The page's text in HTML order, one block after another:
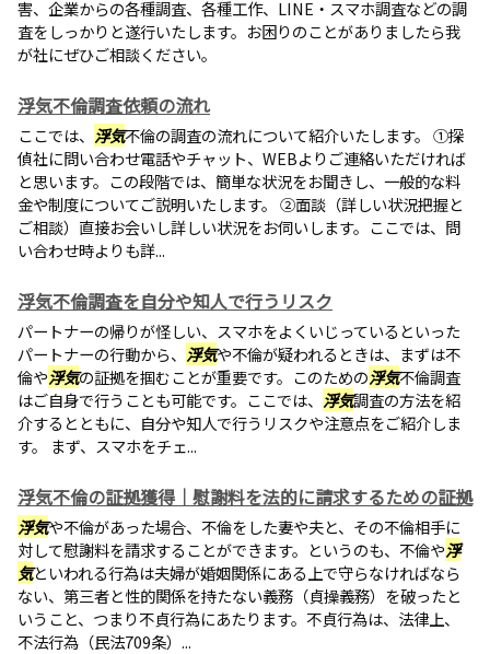
害、企業からの各種調査、各種工作、LINE・スマホ調査などの調
査をしっかりと遂行いたします。お困りのことがありましたら我
が社にぜひご相談ください。
浮気不倫調査依頼の流れ
ここでは、 浮気不倫の調査の流れについて紹介いたします。 ①探
偵社に問い合わせ電話やチャット、WEBよりご連絡いただければ
と思います。この段階では、簡単な状況をお聞きし、一般的な料
金や制度についてご説明いたします。 ②面談（詳しい状況把握と
ご相談）直接お会いし詳しい状況をお伺いします。ここでは、問
い合わせ時よりも詳...
浮気不倫調査を自分や知人で行うリスク
パートナーの帰りが怪しい、スマホをよくいじっているといった
パートナーの行動から、 浮気や不倫が疑われるときは、まずは不
倫や浮気の証拠を掴むことが重要です。このための浮気不倫調査
はご自身で行うことも可能です。ここでは、 浮気調査の方法を紹
介するとともに、自分や知人で行うリスクや注意点をご紹介しま
す。 まず、スマホをチェ...
浮気不倫の証拠獲得｜慰謝料を法的に請求するための証拠
浮気や不倫があった場合、不倫をした妻や夫と、その不倫相手に
対して慰謝料を請求することができます。というのも、不倫や浮
気といわれる行為は夫婦が婚姻関係にある上で守らなければなら
ない、第三者と性的関係を持たない義務（貞操義務）を破ったと
いうこと、つまり不貞行為にあたります。不貞行為は、法律上、
不法行為（民法709条）...